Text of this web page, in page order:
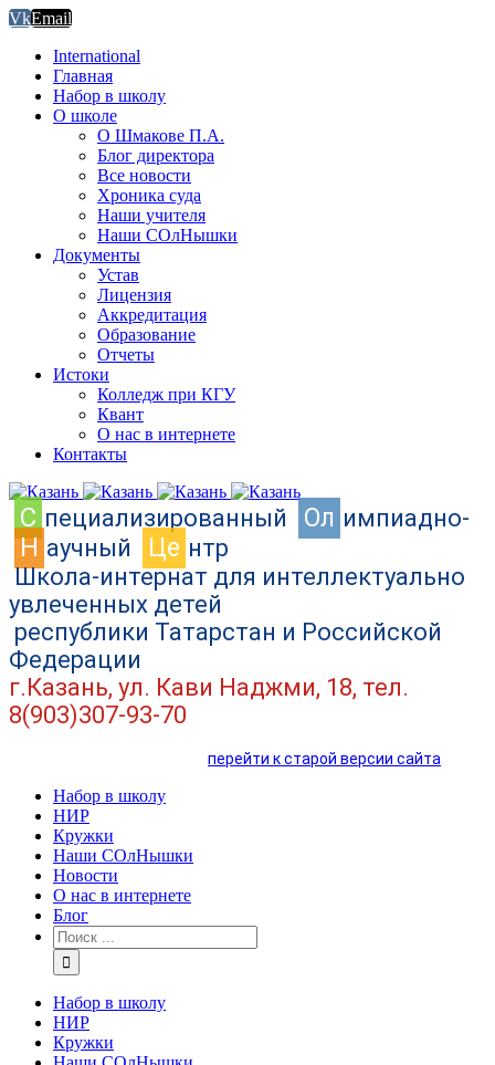
VkEmail
International
Главная
Набор в школу
О школе
О Шмакове П.А.
Блог директора
Все новости
Хроника суда
Наши учителя
Наши СОлНышки
Документы
Устав
Лицензия
Аккредитация
Образование
Отчеты
Истоки
Колледж при КГУ
Квант
О нас в интернете
Контакты
C пециализированный Ол импиадно-
Н аучный Це нтр
Школа-интернат для интеллектуально
увлеченных детей
республики Татарстан и Российской
Федерации
г.Казань, ул. Кави Наджми, 18, тел.
8(903)307-93-70
перейти к старой версии сайта
Набор в школу
НИР
Кружки
Наши СОлНышки
Новости
О нас в интернете
Блог
Набор в школу
НИР
Кружки